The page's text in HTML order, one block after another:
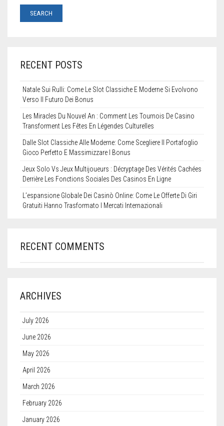
RECENT POSTS
Natale Sui Rulli: Come Le Slot Classiche E Moderne Si Evolvono
Verso Il Futuro Dei Bonus
Les Miracles Du Nouvel An : Comment Les Tournois De Casino
Transforment Les Fêtes En Légendes Culturelles
Dalle Slot Classiche Alle Moderne: Come Scegliere Il Portafoglio
Gioco Perfetto E Massimizzare I Bonus
Jeux Solo Vs Jeux Multijoueurs : Décryptage Des Vérités Cachées
Derrière Les Fonctions Sociales Des Casinos En Ligne
L’espansione Globale Dei Casinò Online: Come Le Offerte Di Giri
Gratuiti Hanno Trasformato I Mercati Internazionali
RECENT COMMENTS
ARCHIVES
July 2026
June 2026
May 2026
April 2026
March 2026
February 2026
January 2026